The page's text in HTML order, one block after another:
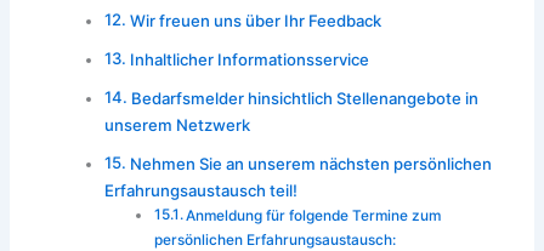
Wir freuen uns über Ihr Feedback
Inhaltlicher Informationsservice
Bedarfsmelder hinsichtlich Stellenangebote in
unserem Netzwerk
Nehmen Sie an unserem nächsten persönlichen
Erfahrungsaustausch teil!
Anmeldung für folgende Termine zum
persönlichen Erfahrungsaustausch: